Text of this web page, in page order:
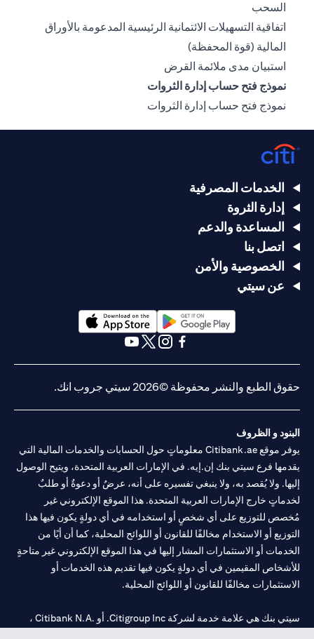
السحب
اتفاقية التسهيلات الائتمانية الرئيسية المدعومة بالأوراق
المالية (قوة المحفظة)
(opens in a new tab)
استبيان مدى ملائمة القرض
نموذج فتح حساب إدارة الثروات
نموذج فتح حساب إدارة الثروات
الخدمات المصرفية
إدارة الثروة
المساعدة والدعم
اتصل بنا
الخصوصية والأمن
عن سيتي
(opens in a new tab)
حقوق الطبع والنشر محفوظة ©2026 سيتي جروب انك.
البنود و الظروف
يوفر موقع Citibank.ae معلوماتٍ حول الحسابات والخدمات المالية التي
يقدمها فرع سيتي بنك إن.إيه. في الإمارات العربية المتحدة، ويتيح الوصول
إليها. ولا يُقصد به، ولا ينبغي تفسيره على أنه، عرضٌ أو دعوةٌ أو طلبٌ
لخدماتٍ خارج الإمارات العربية المتحدة. هذا الموقع الإلكتروني غير
مُخصص للتوزيع على أي شخصٍ أو استخدامه في أي دولةٍ يكون فيها هذا
التوزيع أو الاستخدام مخالفًا للقانون أو اللوائح المحلية، كما أن أيًا من
الخدمات أو الاستثمارات المشار إليها في هذا الموقع الإلكتروني غير متاحةٍ
للأشخاص المقيمين في أي دولةٍ يكون فيها تقديم هذه الخدمات أو
الاستثمارات مخالفًا للقانون أو اللوائح المحلية.
سيتي بنك هي علامة خدمة لشركة Citigroup Inc. أو .Citibank N.A ،